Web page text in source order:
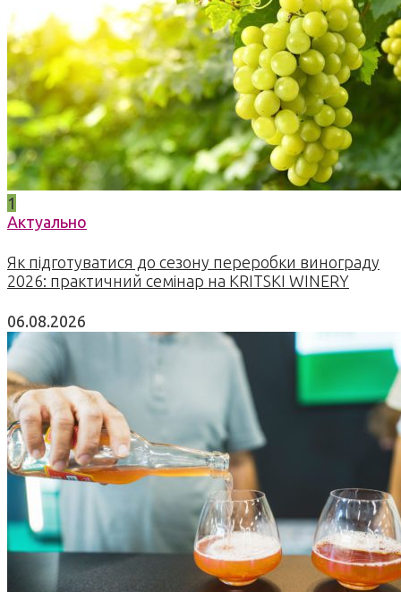
1
Актуально
Як підготуватися до сезону переробки винограду
2026: практичний семінар на KRITSKI WINERY
06.08.2026